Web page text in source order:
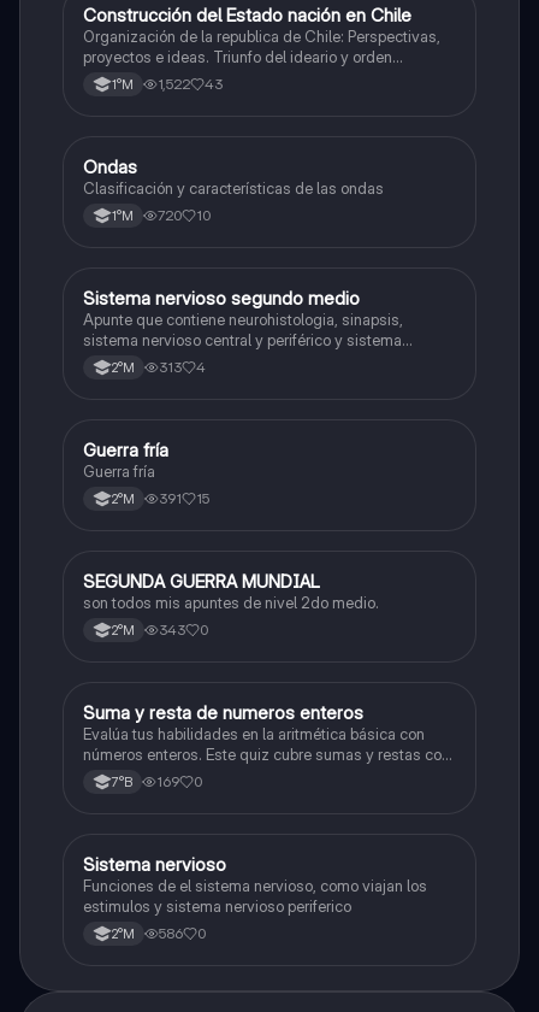
Historia
Construcción del Estado nación en Chile
Organización de la republica de Chile: Perspectivas,
proyectos e ideas. Triunfo del ideario y orden
conservador. Constitución de 1833. "Era Portaliana"
1°M 1,522 43
Física
Ondas
Clasificación y características de las ondas
1°M 720 10
Biología
Sistema nervioso segundo medio
Apunte que contiene neurohistologia, sinapsis,
sistema nervioso central y periférico y sistema
endocrino
2°M 313 4
Historia
Guerra fría
Guerra fría
2°M 391 15
Historia
SEGUNDA GUERRA MUNDIAL
son todos mis apuntes de nivel 2do medio.
2°M 343 0
SMatemáticas
Suma y resta de numeros enteros
Evalúa tus habilidades en la aritmética básica con
números enteros. Este quiz cubre sumas y restas con
números positivos y negativos.
7°B 169 0
SBiología
Sistema nervioso
Funciones de el sistema nervioso, como viajan los
estimulos y sistema nervioso periferico
2°M 586 0